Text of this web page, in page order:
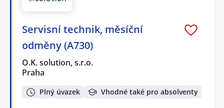
Servisní technik, měsíční
odměny (A730)
O.K. solution, s.r.o.
Praha
Plný úvazek Vhodné také pro absolventy